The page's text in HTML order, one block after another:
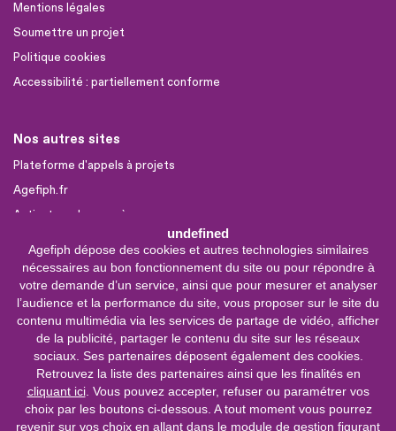
undefined
Agefiph dépose des cookies et autres technologies similaires
nécessaires au bon fonctionnement du site ou pour répondre à
votre demande d’un service, ainsi que pour mesurer et analyser
l’audience et la performance du site, vous proposer sur le site du
contenu multimédia via les services de partage de vidéo, afficher
de la publicité, partager le contenu du site sur les réseaux
sociaux. Ses partenaires déposent également des cookies.
Retrouvez la liste des partenaires ainsi que les finalités en
cliquant ici. Vous pouvez accepter, refuser ou paramétrer vos
choix par les boutons ci-dessous. A tout moment vous pourrez
revenir sur vos choix en allant dans le module de gestion figurant
Mentions légales
Soumettre un projet
Politique cookies
Accessibilité : partiellement conforme
Nos autres sites
Plateforme d'appels à projets
Agefiph.fr
Activateur de progrès
Sites partenaires
FIRAH
CNSA
FIPHFP
Mon parcours
Handicap
INCa